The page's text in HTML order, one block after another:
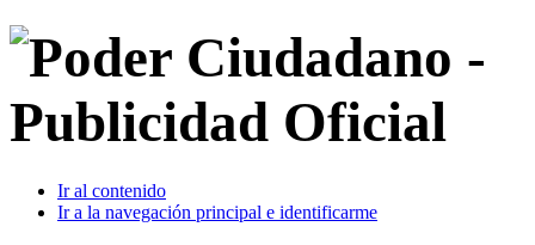
Ir al contenido
Ir a la navegación principal e identificarme